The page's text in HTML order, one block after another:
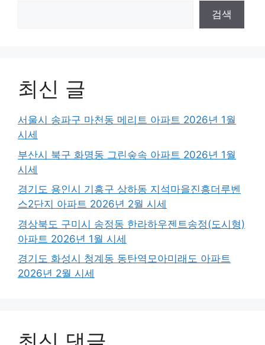
검색
최신 글
서울시 송파구 마천동 메리트 아파트 2026년 1월
시세
부산시 북구 화명동 그린숲속 아파트 2026년 1월
시세
경기도 용인시 기흥구 상하동 지석마을진흥더루벤
스2단지 아파트 2026년 2월 시세
경상북도 구미시 송정동 한라하우젠트송정(도시형)
아파트 2026년 1월 시세
경기도 화성시 청계동 동탄역모아미래도 아파트
2026년 2월 시세